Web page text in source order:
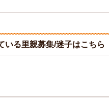
いる里親募集/迷子はこちら